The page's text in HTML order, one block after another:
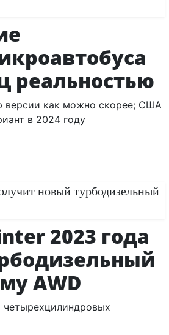
реальностью
версии как можно скорее; США
в 2024 году
2023 года
AWD
четырехцилиндровых